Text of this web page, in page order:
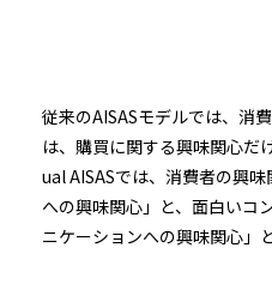
従来のAISASモデルでは、消
は、購買に関する興味関心だ
ual AISASでは、消費者の興
への興味関心」と、面白いコ
ニケーションへの興味関心」